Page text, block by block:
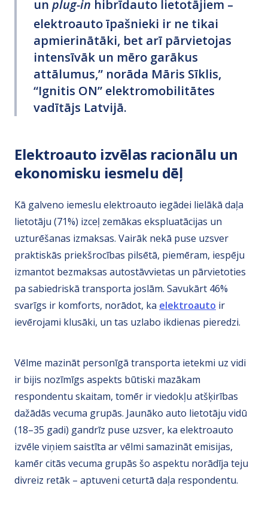
un plug-in hibrīdauto lietotājiem –
elektroauto īpašnieki ir ne tikai
apmierinātāki, bet arī pārvietojas
intensīvāk un mēro garākus
attālumus,” norāda Māris Sīklis,
“Ignitis ON” elektromobilitātes
vadītājs Latvijā.
Elektroauto izvēlas racionālu un
ekonomisku iesmelu dēļ
Kā galveno iemeslu elektroauto iegādei lielākā daļa
lietotāju (71%) izceļ zemākas ekspluatācijas un
uzturēšanas izmaksas. Vairāk nekā puse uzsver
praktiskās priekšrocības pilsētā, piemēram, iespēju
izmantot bezmaksas autostāvvietas un pārvietoties
pa sabiedriskā transporta joslām. Savukārt 46%
svarīgs ir komforts, norādot, ka elektroauto ir
ievērojami klusāki, un tas uzlabo ikdienas pieredzi.
Vēlme mazināt personīgā transporta ietekmi uz vidi
ir bijis nozīmīgs aspekts būtiski mazākam
respondentu skaitam, tomēr ir viedokļu atšķirības
dažādās vecuma grupās. Jaunāko auto lietotāju vidū
(18–35 gadi) gandrīz puse uzsver, ka elektroauto
izvēle viņiem saistīta ar vēlmi samazināt emisijas,
kamēr citās vecuma grupās šo aspektu norādīja teju
divreiz retāk – aptuveni ceturtā daļa respondentu.